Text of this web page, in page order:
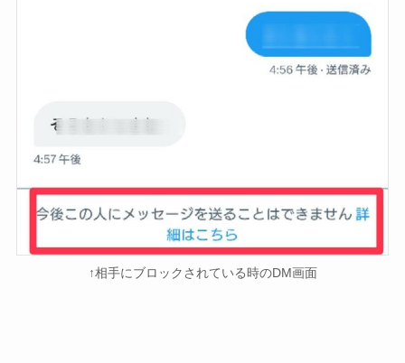
↑相手にブロックされている時のDM画面